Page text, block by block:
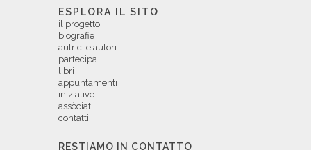
ESPLORA IL SITO
il progetto
biografie
autrici e autori
partecipa
libri
appuntamenti
iniziative
assòciati
contatti
RESTIAMO IN CONTATTO